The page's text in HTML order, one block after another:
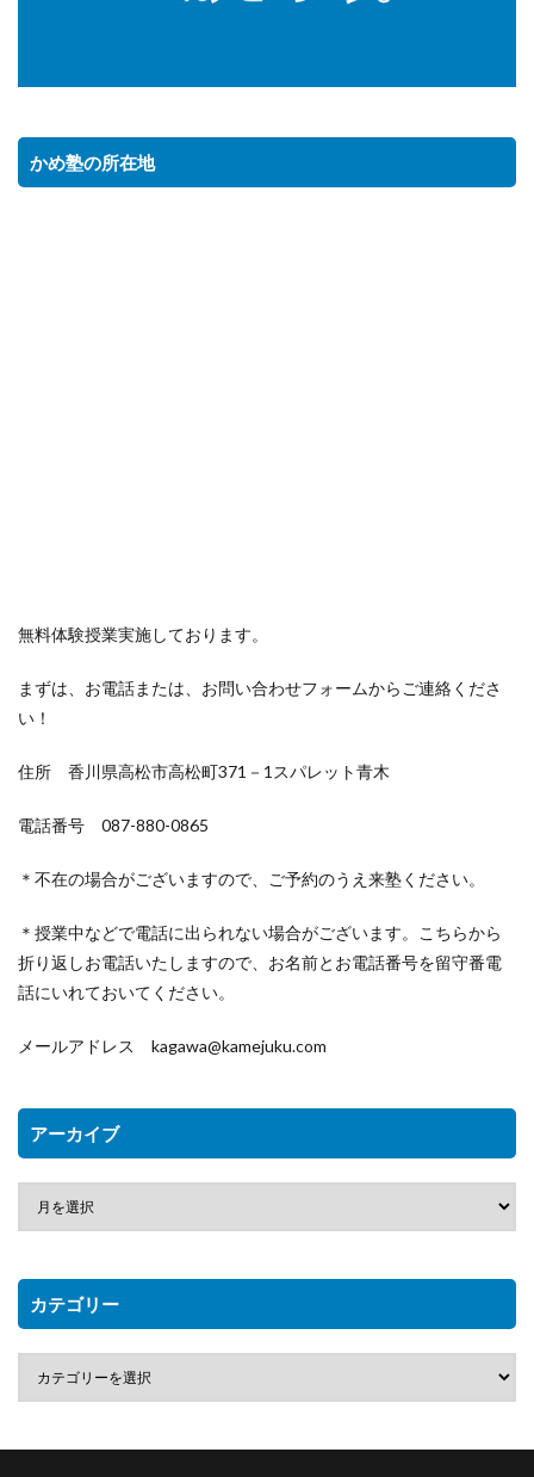
かめ塾の所在地
無料体験授業実施しております。
まずは、お電話または、お問い合わせフォームからご連絡くださ
い！
住所 香川県高松市高松町371－1スパレット青木
電話番号 087-880-0865
＊不在の場合がございますので、ご予約のうえ来塾ください。
＊授業中などで電話に出られない場合がございます。こちらから
折り返しお電話いたしますので、お名前とお電話番号を留守番電
話にいれておいてください。
メールアドレス kagawa@kamejuku.com
アーカイブ
カテゴリー